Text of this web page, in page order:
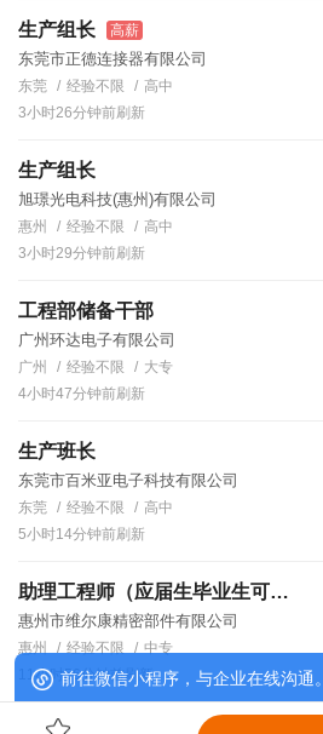
生产组长 高薪
东莞市正德连接器有限公司
东莞 经验不限
高中
3小时26分钟前刷新
生产组长
旭璟光电科技(惠州)有限公司
惠州 经验不限
高中
3小时29分钟前刷新
工程部储备干部
广州环达电子有限公司
广州 经验不限
大专
4小时47分钟前刷新
生产班长
东莞市百米亚电子科技有限公司
东莞 经验不限
高中
5小时14分钟前刷新
助理工程师（应届生毕业生可培养）
惠州市维尔康精密部件有限公司
惠州 经验不限
中专
11小时56分钟前刷新
前往微信小程序，与企业在线沟通。